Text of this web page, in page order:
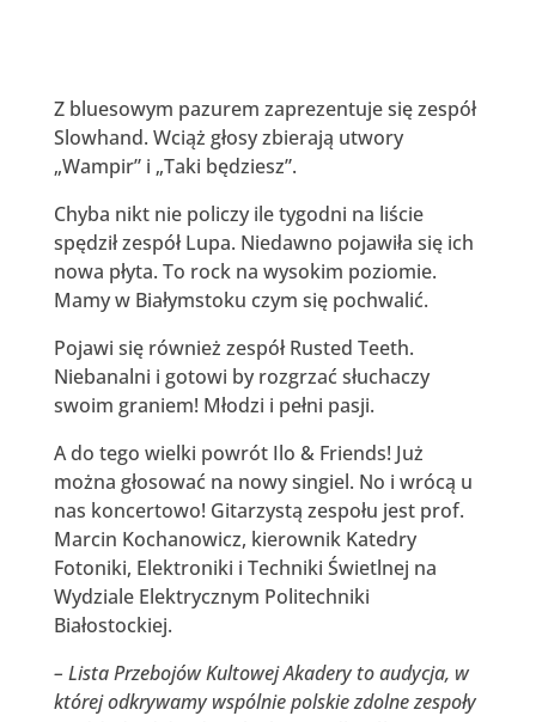
Z bluesowym pazurem zaprezentuje się zespół
Slowhand. Wciąż głosy zbierają utwory
„Wampir” i „Taki będziesz”.
Chyba nikt nie policzy ile tygodni na liście
spędził zespół Lupa. Niedawno pojawiła się ich
nowa płyta. To rock na wysokim poziomie.
Mamy w Białymstoku czym się pochwalić.
Pojawi się również zespół Rusted Teeth.
Niebanalni i gotowi by rozgrzać słuchaczy
swoim graniem! Młodzi i pełni pasji.
A do tego wielki powrót Ilo & Friends! Już
można głosować na nowy singiel. No i wrócą u
nas koncertowo! Gitarzystą zespołu jest prof.
Marcin Kochanowicz, kierownik Katedry
Fotoniki, Elektroniki i Techniki Świetlnej na
Wydziale Elektrycznym Politechniki
Białostockiej.
– Lista Przebojów Kultowej Akadery to audycja, w
której odkrywamy wspólnie polskie zdolne zespoły